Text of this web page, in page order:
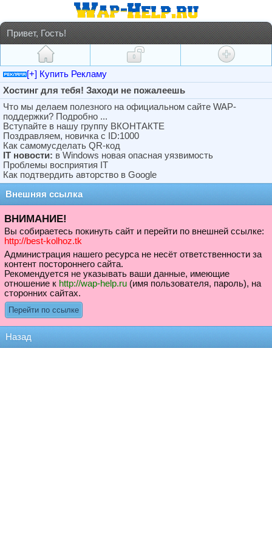
Привет, Гость!
[+] Купить Рекламу
Хостинг для тебя! Заходи не пожалеешь
Что мы делаем полезного на официальном сайте WAP-
поддержки? Подробно ...
Вступайте в нашу группу ВКОНТАКТЕ
Поздравляем, новичка с ID:1000
Как самомусделать QR-код
IT новости: в Windows новая опасная уязвимость
Проблемы восприятия IT
Как подтвердить авторство в Google
Внешняя ссылка
ВНИМАНИЕ!
Вы собираетесь покинуть сайт и перейти по внешней ссылке:
http://best-kolhoz.tk
Администрация нашего ресурса не несёт ответственности за
контент постороннего сайта.
Рекомендуется не указывать ваши данные, имеющие
отношение к http://wap-help.ru (имя пользователя, пароль), на
сторонних сайтах.
Назад